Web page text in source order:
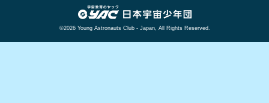
©2026 Young Astronauts Club - Japan, All Rights Reserved.